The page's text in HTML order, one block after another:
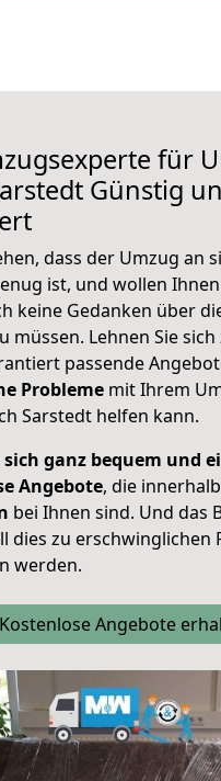
für
Günstig
dass der Umzug an
ist, und wollen
keine Gedanken über
müssen. Lehnen Sie
passende
Probleme mit Ihrem
Sarstedt helfen kann.
sich ganz bequem und
Angebote, die
bei Ihnen sind. Und das
dies zu erschwinglichen
werden.
Kostenlose Angebote